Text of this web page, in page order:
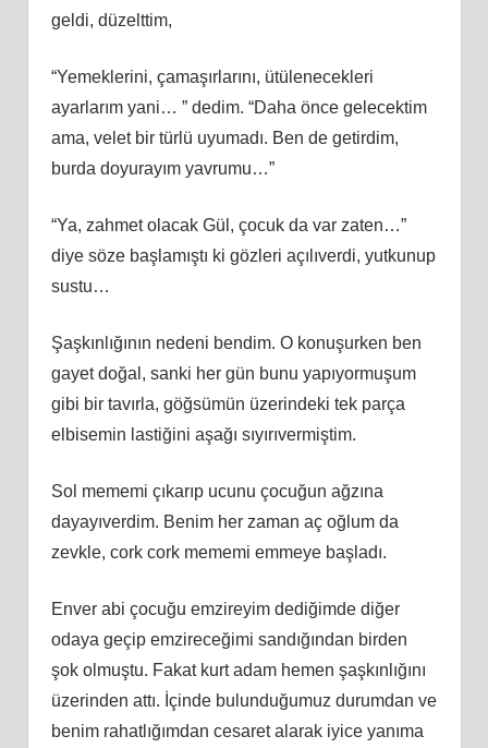
geldi, düzelttim,
“Yemeklerini, çamaşırlarını, ütülenecekleri
ayarlarım yani… ” dedim. “Daha önce gelecektim
ama, velet bir türlü uyumadı. Ben de getirdim,
burda doyurayım yavrumu…”
“Ya, zahmet olacak Gül, çocuk da var zaten…”
diye söze başlamıştı ki gözleri açılıverdi, yutkunup
sustu…
Şaşkınlığının nedeni bendim. O konuşurken ben
gayet doğal, sanki her gün bunu yapıyormuşum
gibi bir tavırla, göğsümün üzerindeki tek parça
elbisemin lastiğini aşağı sıyırıvermiştim.
Sol mememi çıkarıp ucunu çocuğun ağzına
dayayıverdim. Benim her zaman aç oğlum da
zevkle, cork cork mememi emmeye başladı.
Enver abi çocuğu emzireyim dediğimde diğer
odaya geçip emzireceğimi sandığından birden
şok olmuştu. Fakat kurt adam hemen şaşkınlığını
üzerinden attı. İçinde bulunduğumuz durumdan ve
benim rahatlığımdan cesaret alarak iyice yanıma